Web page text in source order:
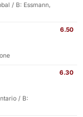
/ B: Essmann,
6.50
6.30
/ B: